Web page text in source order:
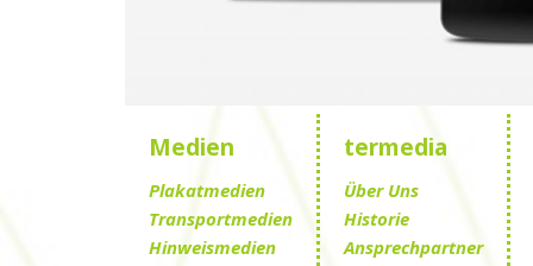
Medien
Plakatmedien
Transportmedien
Hinweismedien
termedia
Über Uns
Historie
Ansprechpartner